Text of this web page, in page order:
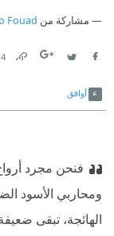
مشاركة من Fouad
أوافق
فنحن مجرد
ومحاربي الأسود
الهائجة، تبقى